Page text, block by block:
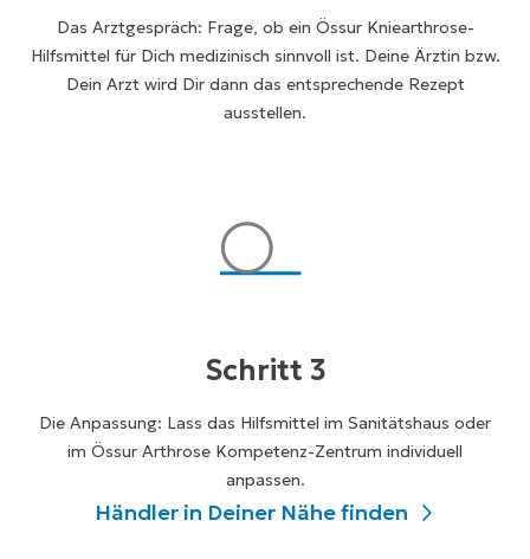
Das Arztgespräch: Frage, ob ein Össur Kniearthrose-
Hilfsmittel für Dich medizinisch sinnvoll ist. Deine Ärztin bzw.
Dein Arzt wird Dir dann das entsprechende Rezept
ausstellen.
Schritt 3
Die Anpassung: Lass das Hilfsmittel im Sanitätshaus oder
im Össur Arthrose Kompetenz-Zentrum individuell
anpassen.
Händler in Deiner Nähe finden